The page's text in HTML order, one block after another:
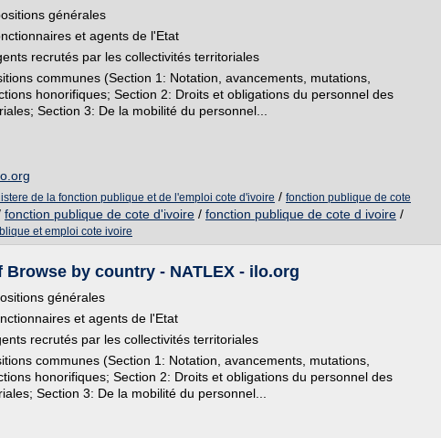
générales
et agents de l'Etat
recrutés par les collectivités territoriales
communes (Section 1: Notation, avancements, mutations,
honorifiques; Section 2: Droits et obligations du personnel des
Section 3: De la mobilité du personnel...
de la fonction publique et de l'emploi cote d'ivoire / fonction publique de cote
fonction publique de cote d'ivoire / fonction publique de cote d ivoire /
et emploi cote ivoire
Browse by country - NATLEX - ilo.org
générales
et agents de l'Etat
recrutés par les collectivités territoriales
communes (Section 1: Notation, avancements, mutations,
honorifiques; Section 2: Droits et obligations du personnel des
Section 3: De la mobilité du personnel...